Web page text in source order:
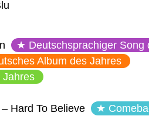
Deutschsprachiger Song
Album des Jahres
Jahres
– Hard To Believe